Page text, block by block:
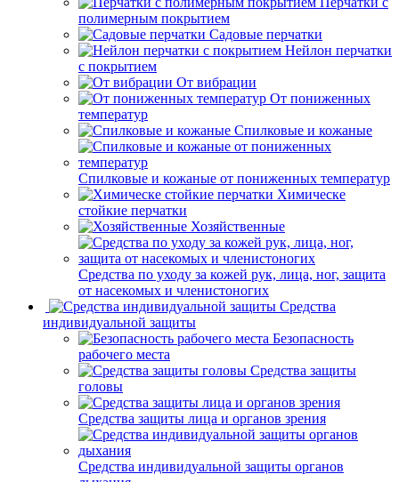
полимерным покрытием
Садовые перчатки
Нейлон перчатки
с покрытием
От вибрации
От пониженных
температур
Спилковые и кожаные
Спилковые и кожаные от пониженных температур
Химическе
стойкие перчатки
Хозяйственные
Средства по уходу за кожей рук, лица, ног, защита
от насекомых и членистоногих
Средства
индивидуальной защиты
Безопасность
рабочего места
Средства защиты
головы
Средства защиты лица и органов зрения
Средства индивидуальной защиты органов